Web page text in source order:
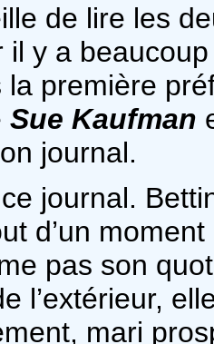
de lire les
il y a
la première
Sue Kaufman
journal.
journal.
d’un
pas son
l’extérieur,
mari